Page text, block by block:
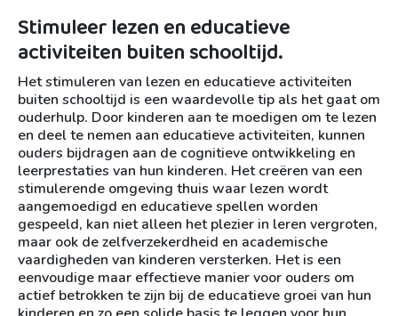
Stimuleer lezen en educatieve
activiteiten buiten schooltijd.
Het stimuleren van lezen en educatieve activiteiten
buiten schooltijd is een waardevolle tip als het gaat om
ouderhulp. Door kinderen aan te moedigen om te lezen
en deel te nemen aan educatieve activiteiten, kunnen
ouders bijdragen aan de cognitieve ontwikkeling en
leerprestaties van hun kinderen. Het creëren van een
stimulerende omgeving thuis waar lezen wordt
aangemoedigd en educatieve spellen worden
gespeeld, kan niet alleen het plezier in leren vergroten,
maar ook de zelfverzekerdheid en academische
vaardigheden van kinderen versterken. Het is een
eenvoudige maar effectieve manier voor ouders om
actief betrokken te zijn bij de educatieve groei van hun